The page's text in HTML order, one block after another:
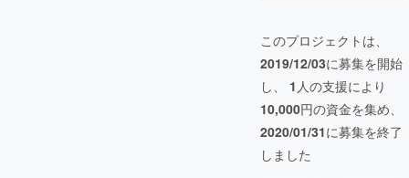
このプロジェクトは、
2019/12/03に募集を開始
し、 1 人の支援により
10,000円の資金を集め、
2020/01/31に募集を終了
しました